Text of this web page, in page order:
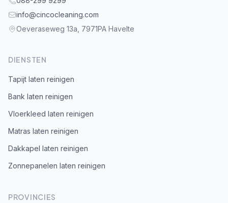
info@cincocleaning.com
Oeveraseweg 13a, 7971PA Havelte
DIENSTEN
Tapijt laten reinigen
Bank laten reinigen
Vloerkleed laten reinigen
Matras laten reinigen
Dakkapel laten reinigen
Zonnepanelen laten reinigen
PROVINCIES